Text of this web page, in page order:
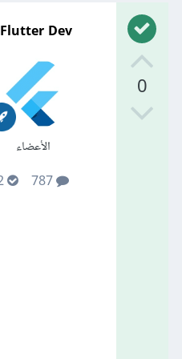
0
Flutter Dev
الأعضاء